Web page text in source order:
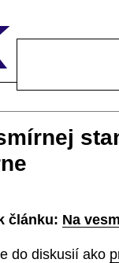
článku: Na
do diskusií ako